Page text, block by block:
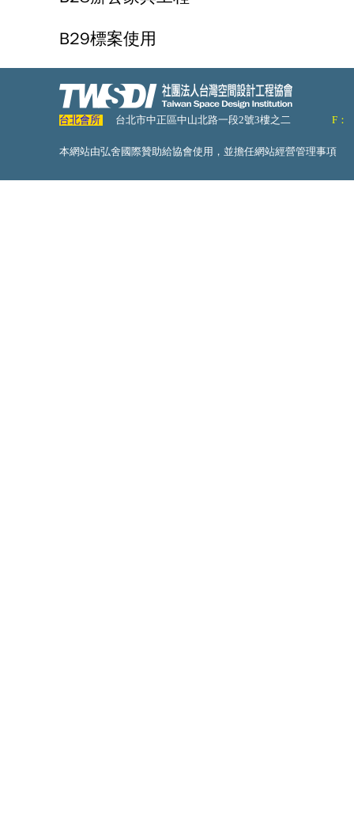
B29標案使用
台北會所 台北市中正區中山北路一段2號3樓之二 F：
本網站由弘舍國際贊助給協會使用，並擔任網站經營管理事項